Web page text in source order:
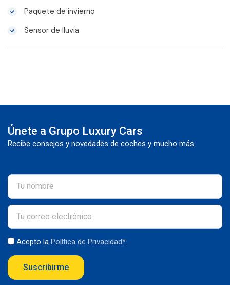
Paquete de invierno
Sensor de lluvia
Únete a Grupo Luxury Cars
Recibe consejos y novedades de coches y mucho más.
Acepto la Política de Privacidad*.
Suscribirme